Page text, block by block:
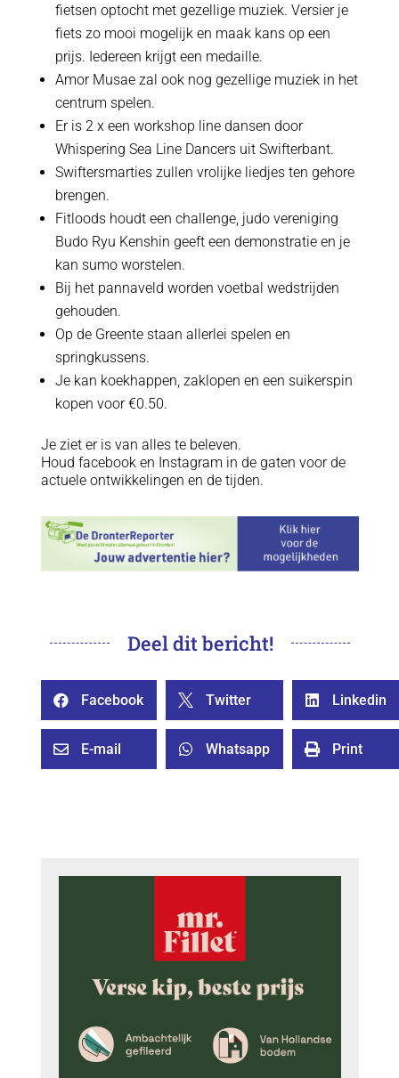
fietsen optocht met gezellige muziek. Versier je
fiets zo mooi mogelijk en maak kans op een
prijs. Iedereen krijgt een medaille.
Amor Musae zal ook nog gezellige muziek in het
centrum spelen.
Er is 2 x een workshop line dansen door
Whispering Sea Line Dancers uit Swifterbant.
Swiftersmarties zullen vrolijke liedjes ten gehore
brengen.
Fitloods houdt een challenge, judo vereniging
Budo Ryu Kenshin geeft een demonstratie en je
kan sumo worstelen.
Bij het pannaveld worden voetbal wedstrijden
gehouden.
Op de Greente staan allerlei spelen en
springkussens.
Je kan koekhappen, zaklopen en een suikerspin
kopen voor €0.50.
Je ziet er is van alles te beleven.
Houd facebook en Instagram in de gaten voor de
actuele ontwikkelingen en de tijden.
Deel dit bericht!
 Facebook  Twitter  Linkedin
 E-mail  Whatsapp  Print